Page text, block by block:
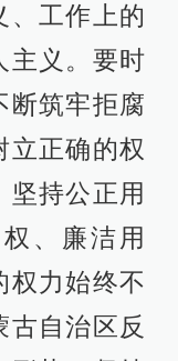
、工作上的
主义。要时
断筑牢拒腐
立正确的权
坚持公正用
、廉洁用
权力始终不
自治区反